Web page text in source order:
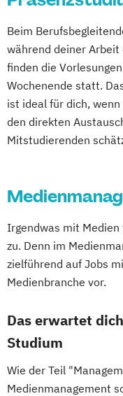
Beim
während deiner
finden die
Wochenende statt.
ist ideal für dich,
den direkten
Mitstudierenden
Irgendwas mit
zu. Denn im
zielführend auf Jobs
Medienbranche vor.
Das erwartet
Studium
Wie der Teil
Medienmanagement